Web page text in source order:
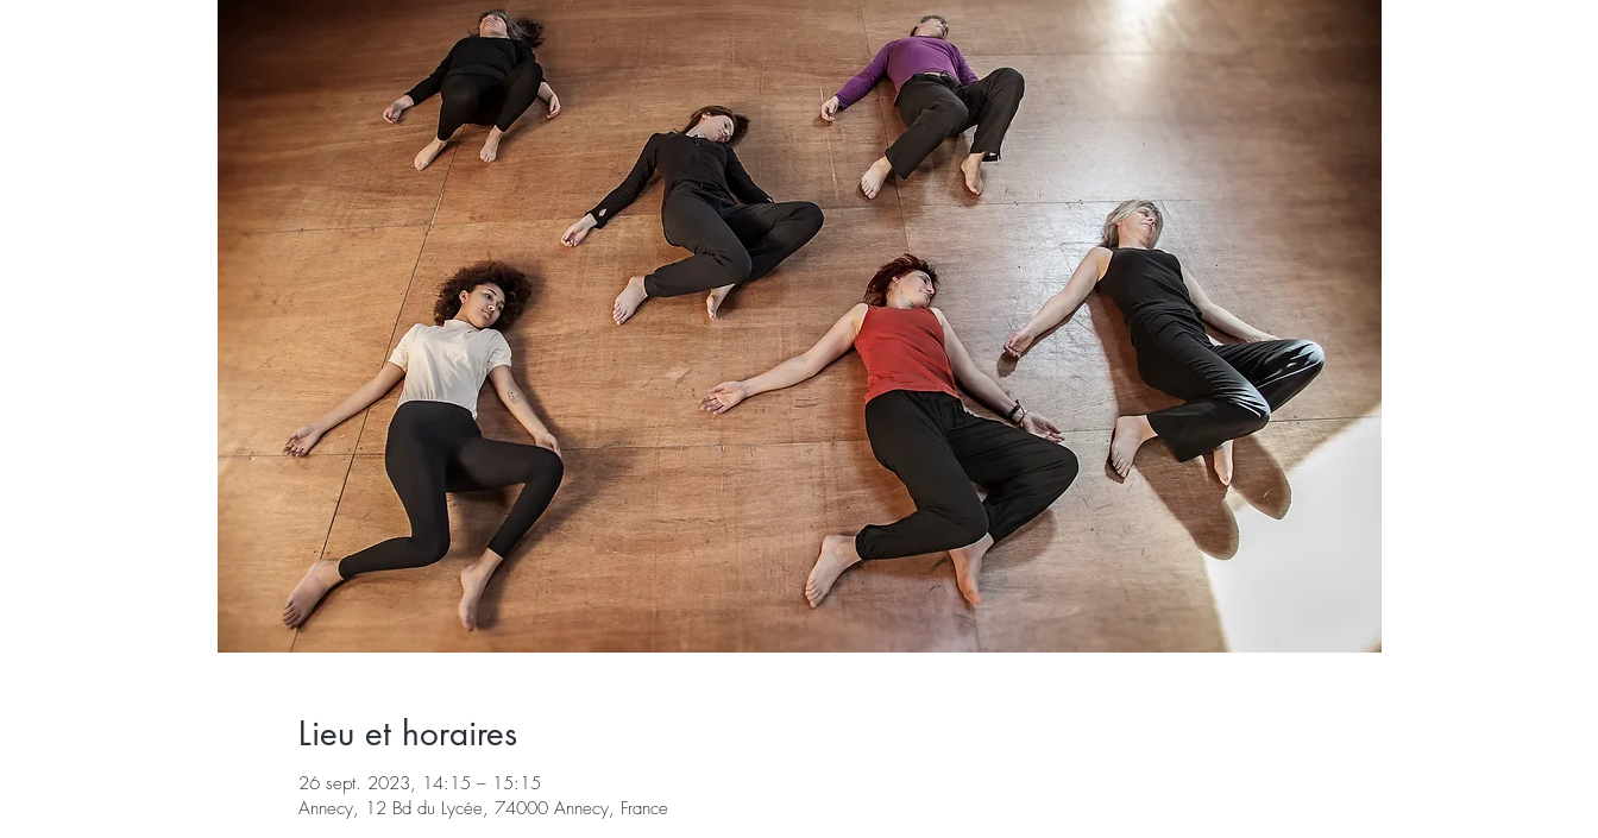
Lieu et horaires
26 sept. 2023, 14:15 – 15:15
Annecy, 12 Bd du Lycée, 74000 Annecy, France